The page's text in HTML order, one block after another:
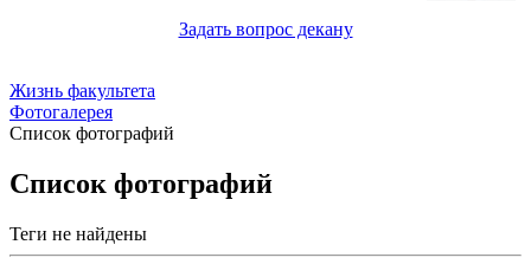
Задать вопрос декану
Жизнь факультета
Фотогалерея
Список фотографий
Список фотографий
Теги не найдены